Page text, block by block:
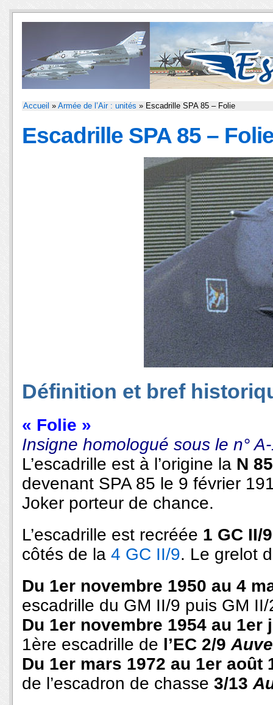
Accueil » Armée de l’Air : unités » Escadrille SPA 85 – Folie
Escadrille SPA 85 –
Définition et bref
« Folie »
Insigne homologué sous le n°
L’escadrille est à l’origine la N
devenant SPA 85 le 9 février
Joker porteur de chance.
L’escadrille est recréée 1 GC II/
côtés de la 4 GC II/9. Le grelot
Du 1er novembre 1950 au 4
escadrille du GM II/9 puis GM
Du 1er novembre 1954 au 1er
1ère escadrille de l’EC 2/9
Du 1er mars 1972 au 1er août
de l’escadron de chasse 3/13